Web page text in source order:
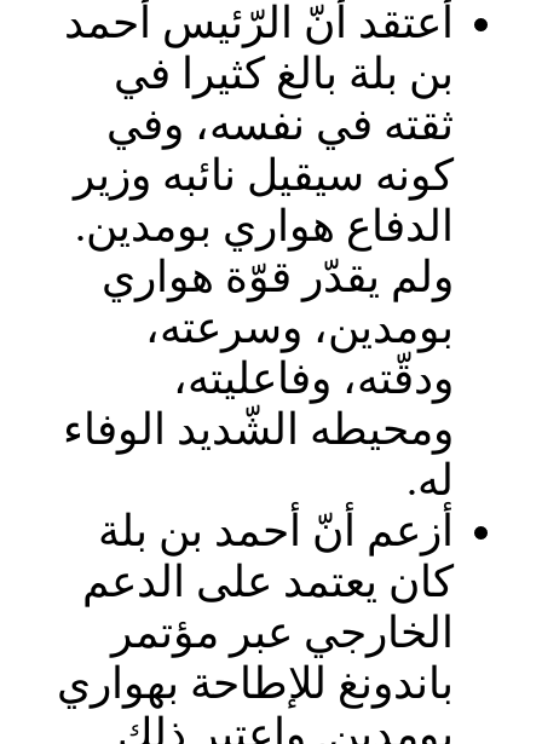
أعتقد أنّ الرّئيس أحمد
بن بلة بالغ كثيرا في
ثقته في نفسه، وفي
كونه سيقيل نائبه وزير
الدفاع هواري بومدين.
ولم يقدّر قوّة هواري
بومدين، وسرعته،
ودقّته، وفاعليته،
ومحيطه الشّديد الوفاء
له.
أزعم أنّ أحمد بن بلة
كان يعتمد على الدعم
الخارجي عبر مؤتمر
باندونغ للإطاحة بهواري